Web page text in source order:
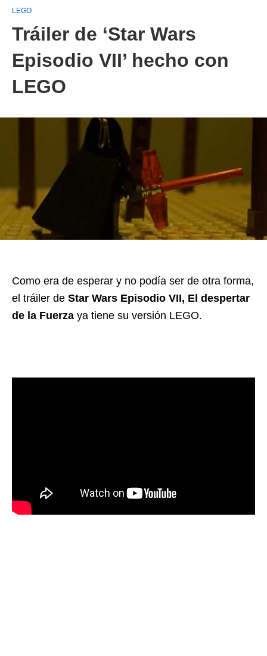
LEGO
Tráiler de ‘Star Wars
Episodio VII’ hecho con
LEGO
Como era de esperar y no podía ser de otra forma,
el tráiler de Star Wars Episodio VII, El despertar
de la Fuerza ya tiene su versión LEGO.